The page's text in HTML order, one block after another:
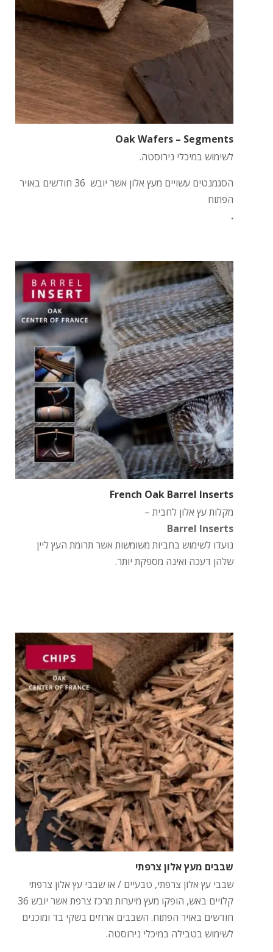
Oak Wafers – Segments
לשימוש במיכלי נירוסטה.
הסגמנטים עשויים מעץ אלון אשר יובש 36 חודשים באויר
הפתוח
.
French Oak Barrel Inserts
מקלות עץ אלון לחבית –
Barrel Inserts
נועדו לשימוש בחביות משומשות אשר תרומת העץ ליין
שלהן דעכה ואינה מספקת יותר.
שבבים מעץ אלון צרפתי
שבבי עץ אלון צרפתי, טבעיים / או שבבי עץ אלון צרפתי
קלויים באש, הופקו מעץ מיערות מרכז צרפת אשר יובש 36
חודשים באויר הפתוח. השבבים ארוזים בשקי בד ומוכנים
לשימוש בטבילה במיכלי נירוסטה.